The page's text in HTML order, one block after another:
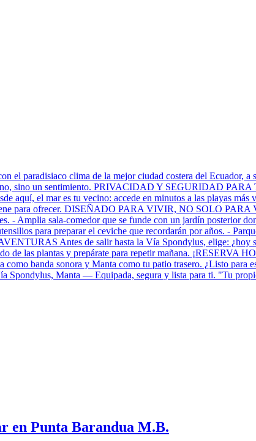
clima de la mejor ciudad costera del Ecuador, a
sino un sentimiento. PRIVACIDAD Y SEGURIDAD
el mar es tu vecino: accede en minutos a las playas más
para ofrecer. DISEÑADO PARA VIVIR, NO SOLO PARA
- Amplia sala-comedor que se funde con un jardín posterior
para preparar el ceviche que recordarán por años. -
Antes de salir hasta la Vía Spondylus, elige: ¿hoy
de las plantas y prepárate para repetir mañana. ¡RESERVA
como banda sonora y Manta como tu patio trasero. ¿Listo
Spondylus, Manta — Equipada, segura y lista para ti. "Tu
en Punta Barandua M.B.